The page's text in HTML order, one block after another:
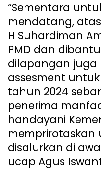
“Sementara
mendatang,
H Suhardiman
PMD dan
dilapangan juga
assesment
tahun 2024
penerima
handayani
memprirotaskan
disalurkan di
ucap Agus